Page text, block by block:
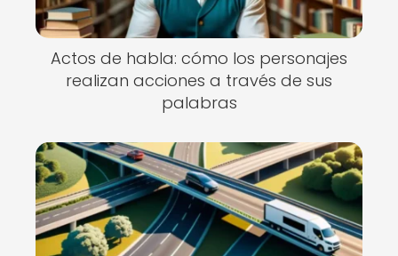
Actos de habla: cómo los personajes
realizan acciones a través de sus
palabras